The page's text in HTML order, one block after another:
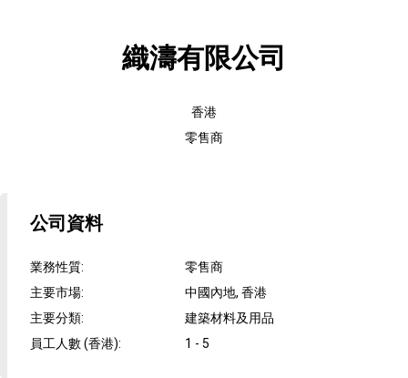
織濤有限公司
香港
零售商
公司資料
業務性質:
零售商
主要市場:
中國內地, 香港
主要分類:
建築材料及用品
員工人數 (香港): 1 - 5